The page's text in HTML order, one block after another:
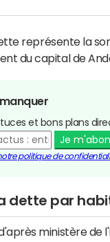
représente la
du capital de
et bons plans
Je
politique de
dette par
ministère de